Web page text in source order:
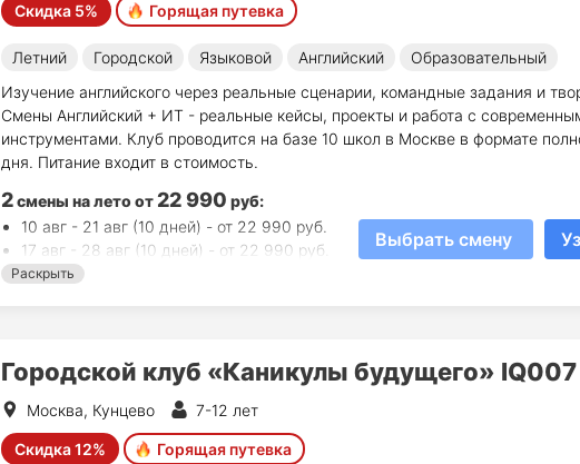
Скидка 5% Горящая путевка
Летний Городской Языковой Английский
Образовательный
Изучение английского через реальные сценарии, командные задания и
Смены Английский + ИТ - реальные кейсы, проекты и работа с
инструментами. Клуб проводится на базе 10 школ в Москве в формате
дня. Питание входит в стоимость.
2смены на летоот22 990 руб:
10 авг - 21 авг (10 дней) - от 22 990 руб.
17 авг - 28 авг (10 дней) - от 22 990 руб.
Раскрыть
Выбрать смену
Городской клуб «Каникулы будущего» IQ007
Москва, Кунцево 7-12 лет
Скидка 12% Горящая путевка